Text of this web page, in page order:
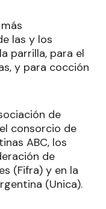
las y los
parrilla, para el
y para cocción
de
consorcio de
ABC, los
de
(Fifra) y en la
(Unica).